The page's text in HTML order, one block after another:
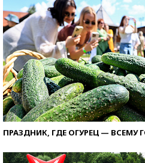
ПРАЗДНИК, ГДЕ ОГУРЕЦ — ВСЕМУ